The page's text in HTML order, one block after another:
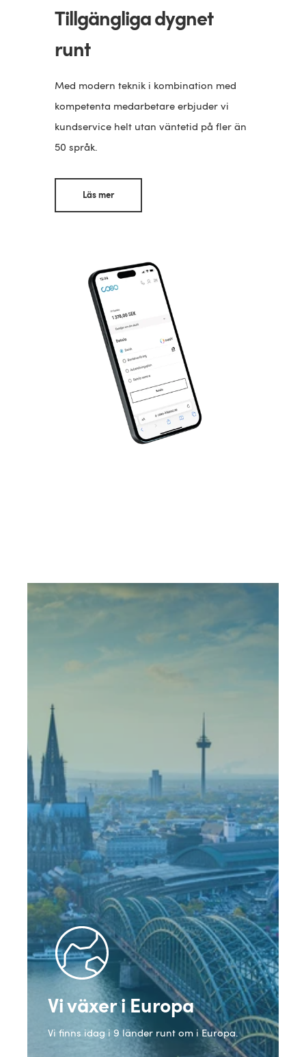
Tillgängliga dygnet
runt
Med modern teknik i kombination med
kompetenta medarbetare erbjuder vi
kundservice helt utan väntetid på fler än
50 språk.
Läs mer
Vi växer i Europa
Vi finns idag i 9 länder runt om i Europa.